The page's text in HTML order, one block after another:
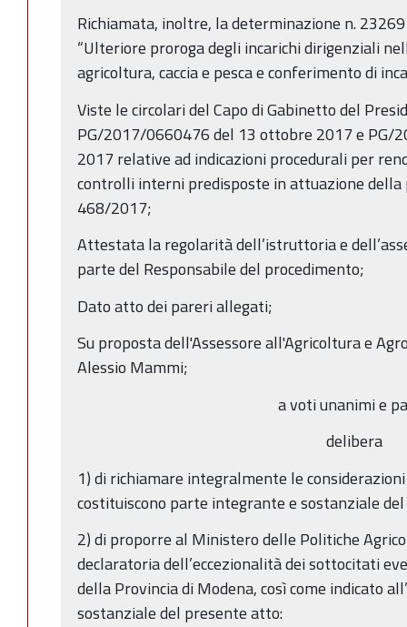
Richiamata, inoltre, la determinazione n.
“Ulteriore proroga degli incarichi dirigenziali
agricoltura, caccia e pesca e conferimento di
Viste le circolari del Capo di Gabinetto del
PG/2017/0660476 del 13 ottobre 2017 e PG/
2017 relative ad indicazioni procedurali per
controlli interni predisposte in attuazione della
468/2017;
Attestata la regolarità dell’istruttoria e
parte del Responsabile del procedimento;
Dato atto dei pareri allegati;
Su proposta dell'Assessore all'Agricoltura e
Alessio Mammi;
a voti unanimi e
delibera
1) di richiamare integralmente le
costituiscono parte integrante e sostanziale
2) di proporre al Ministero delle Politiche
declaratoria dell’eccezionalità dei sottocitati
della Provincia di Modena, così come indicato
sostanziale del presente atto: